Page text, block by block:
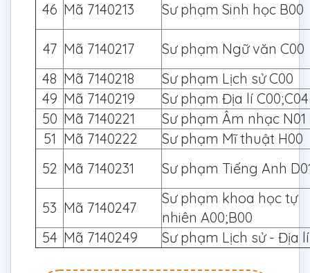
46 Mã 7140213 Sư phạm Sinh học B00
47 Mã 7140217
Sư phạm Ngữ văn C00
48 Mã 7140218
Sư phạm Lịch sử C00
49 Mã 7140219
Sư phạm Địa lí
50 Mã 7140221
Sư phạm Âm nhạc N01
51 Mã 7140222
Sư phạm Mĩ thuật
52 Mã 7140231 Sư phạm Tiếng Anh
53 Mã 7140247
Sư phạm khoa học tự
nhiên A00;B00
54 Mã 7140249 Sư phạm Lịch sử - Địa